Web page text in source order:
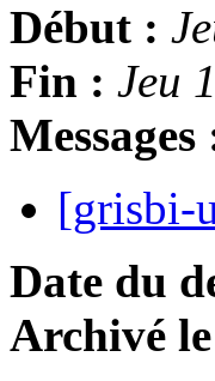
Début :
Fin : Jeu
Messages
[grisbi-
Date du
Archivé